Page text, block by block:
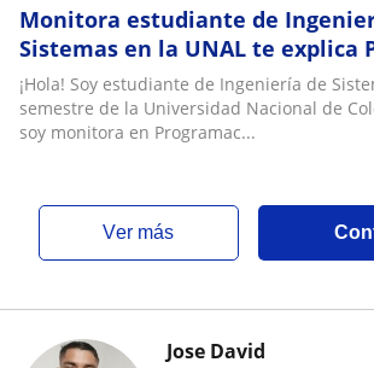
Monitora estudiante de
Sistemas en la UNAL te explica
C y más
¡Hola! Soy estudiante de Ingeniería de
semestre de la Universidad Nacional de
soy monitora en Programac...
ver más
Jose David